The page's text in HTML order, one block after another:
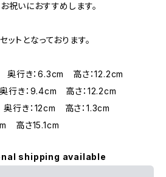
祝いにおすすめします。
トとなっております。
行き：6.3cm 高さ：12.2cm
行き：9.4cm 高さ：12.2cm
行き：12cm 高さ：1.3cm
高さ15.1cm
shipping available